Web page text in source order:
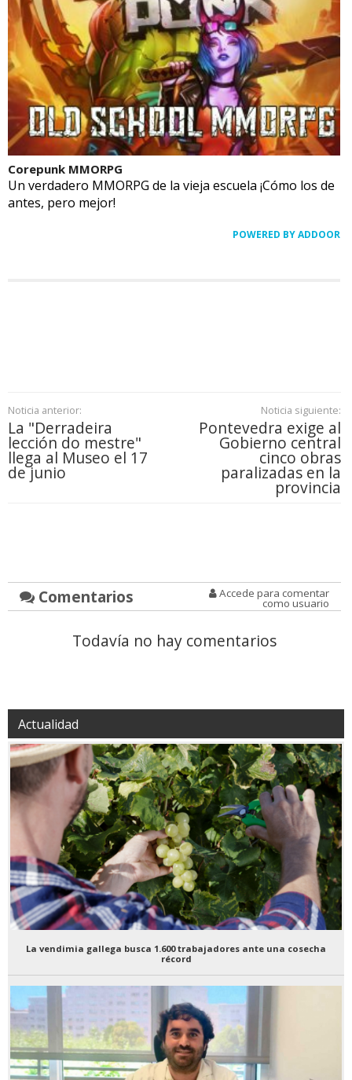
Corepunk MMORPG
Un verdadero MMORPG de la vieja escuela ¡Cómo los de
antes, pero mejor!
POWERED BY ADDOOR
Noticia anterior:
La "Derradeira
lección do mestre"
llega al Museo el 17
de junio
Noticia siguiente:
Pontevedra exige al
Gobierno central
cinco obras
paralizadas en la
provincia
Comentarios Accede para comentar
como usuario
Todavía no hay comentarios
Actualidad
La vendimia gallega busca 1.600 trabajadores ante una cosecha
récord